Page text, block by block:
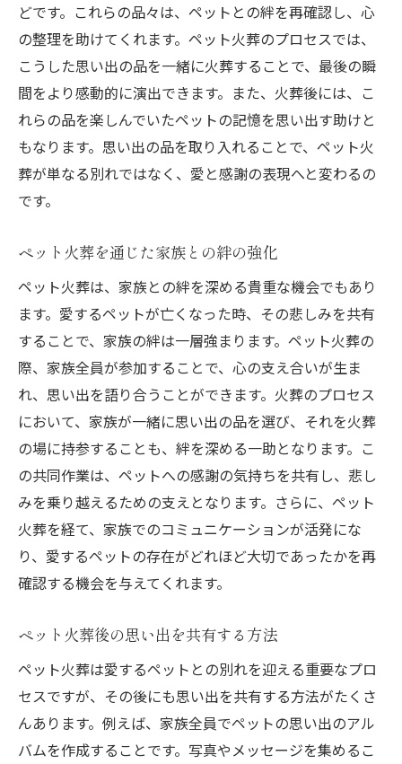
どです。これらの品々は、ペットとの絆を再確認し、心
の整理を助けてくれます。ペット火葬のプロセスでは、
こうした思い出の品を一緒に火葬することで、最後の瞬
間をより感動的に演出できます。また、火葬後には、こ
れらの品を楽しんでいたペットの記憶を思い出す助けと
もなります。思い出の品を取り入れることで、ペット火
葬が単なる別れではなく、愛と感謝の表現へと変わるの
です。
ペット火葬を通じた家族との絆の強化
ペット火葬は、家族との絆を深める貴重な機会でもあり
ます。愛するペットが亡くなった時、その悲しみを共有
することで、家族の絆は一層強まります。ペット火葬の
際、家族全員が参加することで、心の支え合いが生ま
れ、思い出を語り合うことができます。火葬のプロセス
において、家族が一緒に思い出の品を選び、それを火葬
の場に持参することも、絆を深める一助となります。こ
の共同作業は、ペットへの感謝の気持ちを共有し、悲し
みを乗り越えるための支えとなります。さらに、ペット
火葬を経て、家族でのコミュニケーションが活発にな
り、愛するペットの存在がどれほど大切であったかを再
確認する機会を与えてくれます。
ペット火葬後の思い出を共有する方法
ペット火葬は愛するペットとの別れを迎える重要なプロ
セスですが、その後にも思い出を共有する方法がたくさ
んあります。例えば、家族全員でペットの思い出のアル
バムを作成することです。写真やメッセージを集めるこ